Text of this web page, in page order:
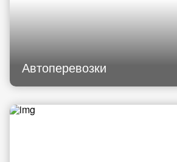
Автоперевозки